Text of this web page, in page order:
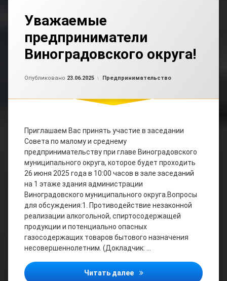
Уважаемые
предприниматели
Виноградовского округа!
Опубликовано 23.06.2025 Рубрики:
Предпринимательство
Приглашаем Вас принять участие в заседании
Совета по малому и среднему
предпринимательству при главе Виноградовского
муниципального округа, которое будет проходить
26 июня 2025 года в 10:00 часов в зале заседаний
на 1 этаже здания администрации
Виноградовского муниципального округа.Вопросы
для обсуждения:1. Противодействие незаконной
реализации алкогольной, спиртосодержащей
продукции и потенциально опасных
газосодержащих товаров бытового назначения
несовершеннолетним. (Докладчик: …
Читать далее Уважаемые